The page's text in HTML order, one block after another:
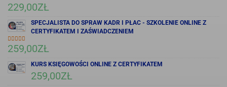
OCENIONO
5.00NA 5
229,00ZŁ
SPECJALISTA DO SPRAW KADR I PŁAC - SZKOLENIE ONLINE Z
CERTYFIKATEM I ZAŚWIADCZENIEM
OCENIONO
5.00NA 5
259,00ZŁ
KURS KSIĘGOWOŚCI ONLINE Z CERTYFIKATEM
259,00ZŁ